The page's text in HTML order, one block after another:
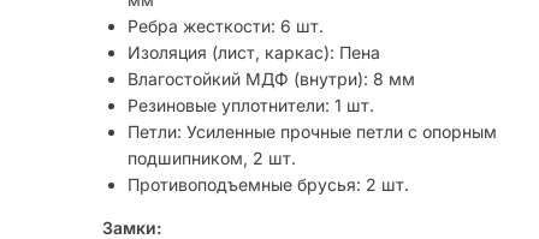
Ребра жесткости: 6 шт.
Изоляция (лист, каркас): Пена
Влагостойкий МДФ (внутри): 8 мм
Резиновые уплотнители: 1 шт.
Петли: Усиленные прочные петли с опорным
подшипником, 2 шт.
Противоподъемные брусья: 2 шт.
Замки: